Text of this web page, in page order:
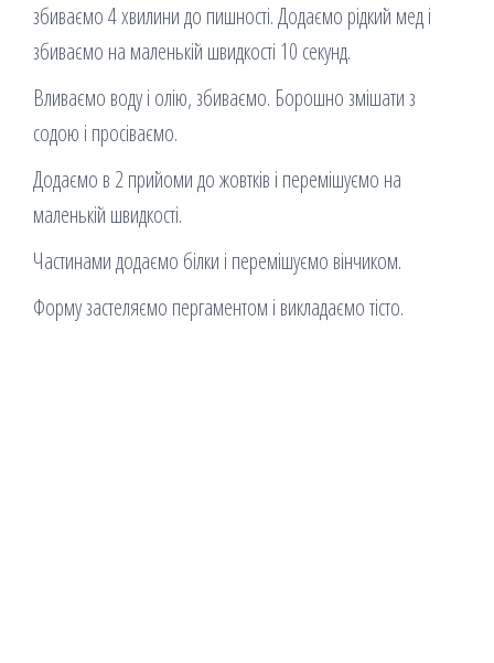
збиваємо 4 хвилини до пишності. Додаємо рідкий мед і
збиваємо на маленькій швидкості 10 секунд.
Вливаємо воду і олію, збиваємо. Борошно змішати з
содою і просіваємо.
Додаємо в 2 прийоми до жовтків і перемішуємо на
маленькій швидкості.
Частинами додаємо білки і перемішуємо вінчиком.
Форму застеляємо пергаментом і викладаємо тісто.